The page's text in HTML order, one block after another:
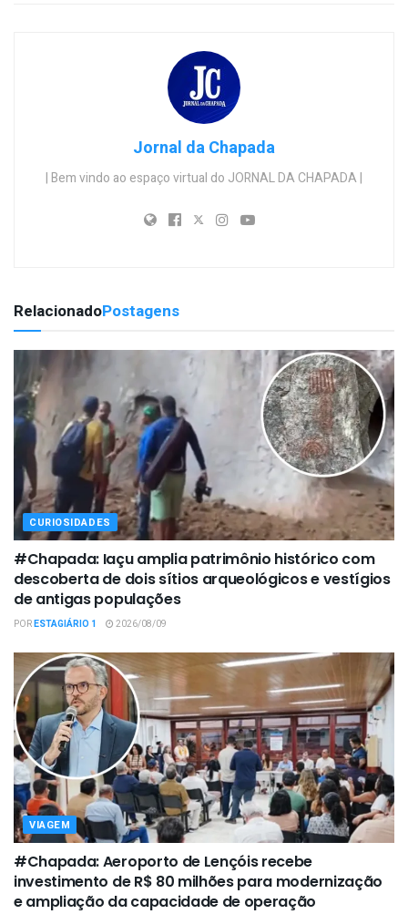
Jornal da Chapada
| Bem vindo ao espaço virtual do JORNAL DA CHAPADA |
RelacionadoPostagens
CURIOSIDADES
#Chapada: Iaçu amplia patrimônio histórico com
descoberta de dois sítios arqueológicos e vestígios
de antigas populações
PORESTAGIÁRIO 1 2026/08/09
VIAGEM
#Chapada: Aeroporto de Lençóis recebe
investimento de R$ 80 milhões para modernização
e ampliação da capacidade de operação